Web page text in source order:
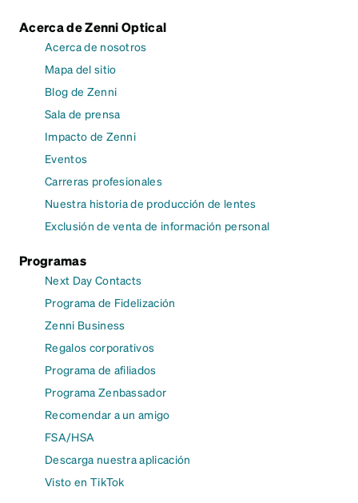
Acerca de Zenni Optical
Acerca de nosotros
Mapa del sitio
Blog de Zenni
Sala de prensa
Impacto de Zenni
Eventos
Carreras profesionales
Nuestra historia de producción de lentes
Exclusión de venta de información personal
Programas
Next Day Contacts
Programa de Fidelización
Zenni Business
Regalos corporativos
Programa de afiliados
Programa Zenbassador
Recomendar a un amigo
FSA/HSA
Descarga nuestra aplicación
Visto en TikTok